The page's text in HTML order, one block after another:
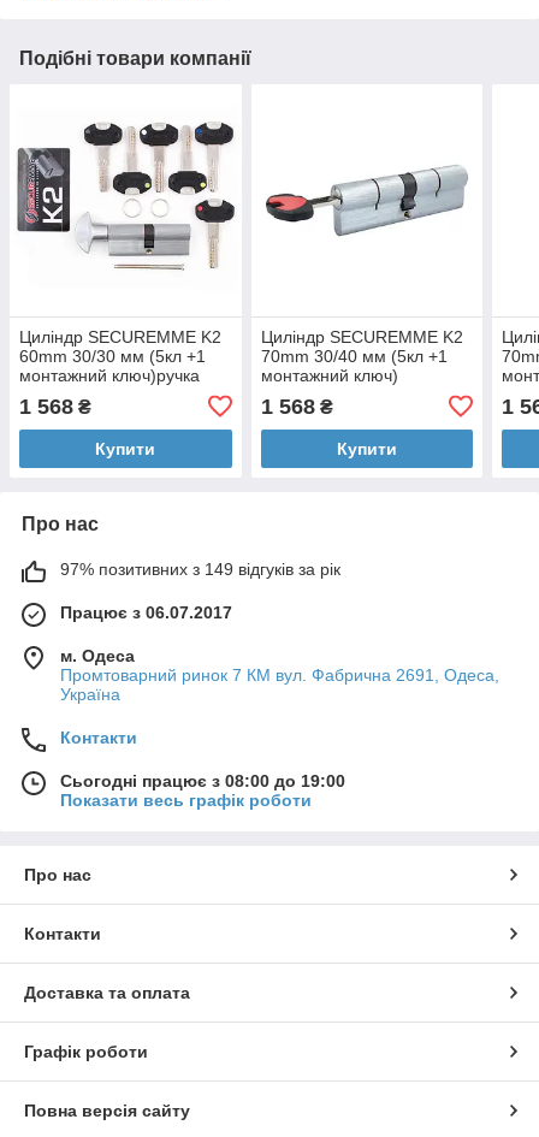
Подібні товари компанії
Циліндр SECUREMME K2
60mm 30/30 мм (5кл +1
монтажний ключ)ручка
1 568 ₴
Купити
Циліндр SECUREMME K2
70mm 30/40 мм (5кл +1
монтажний ключ)
1 568₴
Купити
1
Про нас
97% позитивних з 149 відгуків за рік
Працює з 06.07.2017
м. Одеса
Промтоварний ринок 7 КМ вул. Фабрична 2691, Одеса,
Україна
Контакти
Сьогодні працює з 08:00 до 19:00
Показати весь графік роботи
Про нас
Контакти
Доставка та оплата
Графік роботи
Повна версія сайту